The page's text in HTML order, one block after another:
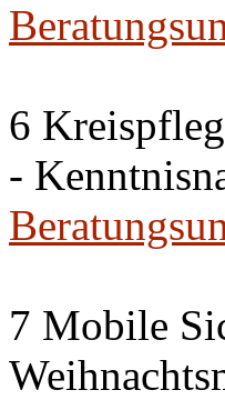
6
-
7 Mobile